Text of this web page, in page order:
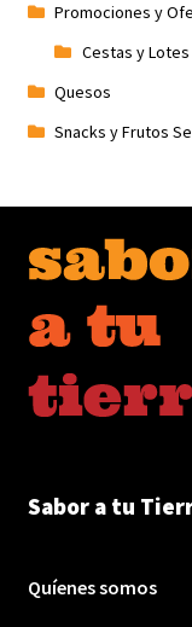
Promociones y
Cestas y Lotes
Quesos
Snacks y Frutos
Sabor a tu
Quíenes somos